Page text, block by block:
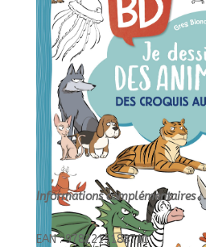
Informations complémentaires :
EAN : 9782215188711